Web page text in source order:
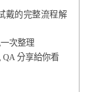
戴的完整流程解
次整理
QA 分享給你看